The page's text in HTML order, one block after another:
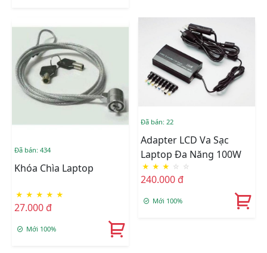
Đã bán: 434
Khóa Chìa Laptop
★ ★ ★ ★ ★
27.000 đ
Mới 100%
Đã bán: 22
Adapter LCD Va Sạc
Laptop Đa Năng 100W
★ ★ ★ ☆ ☆
240.000 đ
Mới 100%